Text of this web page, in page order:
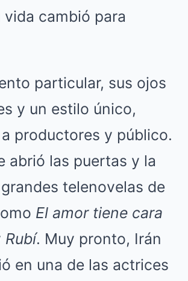
vida cambió para
particular, sus ojos
y un estilo único,
productores y público.
abrió las puertas y la
telenovelas de
El amor tiene cara
Rubí. Muy pronto, Irán
en una de las actrices